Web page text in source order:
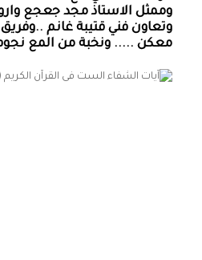
وممثل الاستاذ مجد جعجع
وتعاون فني قتيبة غانم
معكن ..... ونخبة من المع نجوم